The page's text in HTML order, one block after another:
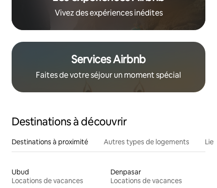
Vivez des expériences inédites
Services Airbnb
Faites de votre séjour un moment spécial
Destinations à découvrir
Destinations à proximité Autres types de logements
Ubud
Locations de vacances
Denpasar
Locations de vacances